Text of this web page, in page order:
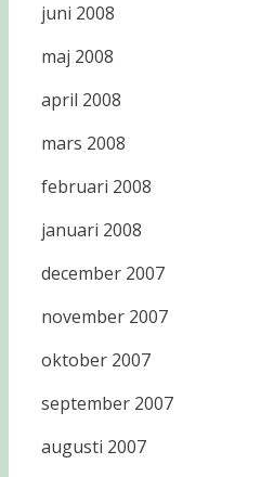
juni 2008
maj 2008
april 2008
mars 2008
februari 2008
januari 2008
december 2007
november 2007
oktober 2007
september 2007
augusti 2007